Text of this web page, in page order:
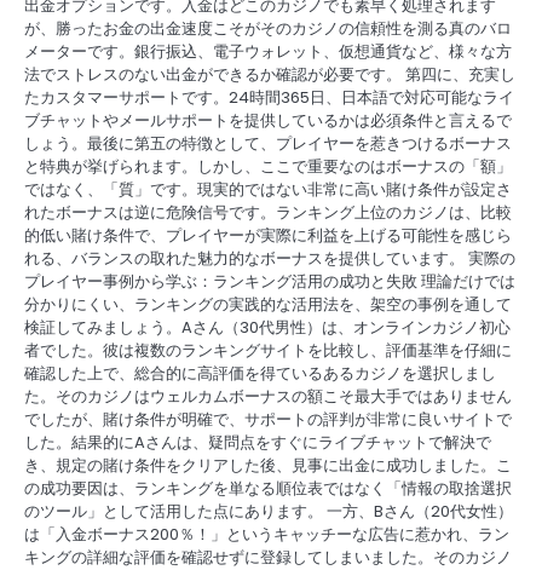
出金オプションです。入金はどこのカジノでも素早く処理されます
が、勝ったお金の出金速度こそがそのカジノの信頼性を測る真のバロ
メーターです。銀行振込、電子ウォレット、仮想通貨など、様々な方
法でストレスのない出金ができるか確認が必要です。 第四に、充実し
たカスタマーサポートです。24時間365日、日本語で対応可能なライ
ブチャットやメールサポートを提供しているかは必須条件と言えるで
しょう。最後に第五の特徴として、プレイヤーを惹きつけるボーナス
と特典が挙げられます。しかし、ここで重要なのはボーナスの「額」
ではなく、「質」です。現実的ではない非常に高い賭け条件が設定さ
れたボーナスは逆に危険信号です。ランキング上位のカジノは、比較
的低い賭け条件で、プレイヤーが実際に利益を上げる可能性を感じら
れる、バランスの取れた魅力的なボーナスを提供しています。 実際の
プレイヤー事例から学ぶ：ランキング活用の成功と失敗 理論だけでは
分かりにくい、ランキングの実践的な活用法を、架空の事例を通して
検証してみましょう。Aさん（30代男性）は、オンラインカジノ初心
者でした。彼は複数のランキングサイトを比較し、評価基準を仔細に
確認した上で、総合的に高評価を得ているあるカジノを選択しまし
た。そのカジノはウェルカムボーナスの額こそ最大手ではありません
でしたが、賭け条件が明確で、サポートの評判が非常に良いサイトで
した。結果的にAさんは、疑問点をすぐにライブチャットで解決で
き、規定の賭け条件をクリアした後、見事に出金に成功しました。こ
の成功要因は、ランキングを単なる順位表ではなく「情報の取捨選択
のツール」として活用した点にあります。 一方、Bさん（20代女性）
は「入金ボーナス200％！」というキャッチーな広告に惹かれ、ラン
キングの詳細な評価を確認せずに登録してしまいました。そのカジノ